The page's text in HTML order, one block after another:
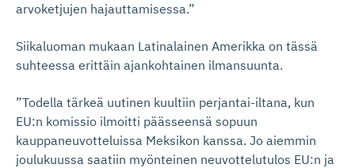
arvoketjujen hajauttamisessa.”
Siikaluoman mukaan Latinalainen Amerikka on tässä
suhteessa erittäin ajankohtainen ilmansuunta.
”Todella tärkeä uutinen kuultiin perjantai-iltana, kun
EU:n komissio ilmoitti päässeensä sopuun
kauppaneuvotteluissa Meksikon kanssa. Jo aiemmin
joulukuussa saatiin myönteinen neuvottelutulos EU:n ja